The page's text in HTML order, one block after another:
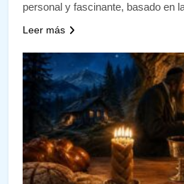
personal y fascinante, basado en
Leer más